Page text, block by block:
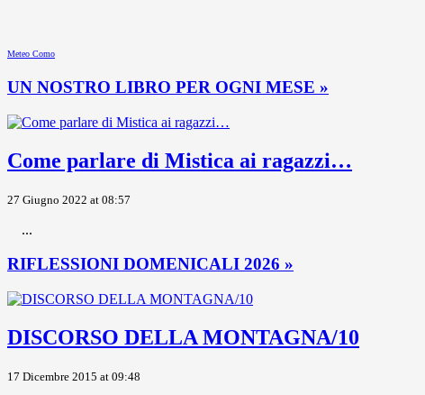
Meteo Como
UN NOSTRO LIBRO PER OGNI MESE »
Come parlare di Mistica ai ragazzi…
27 Giugno 2022 at 08:57
...
RIFLESSIONI DOMENICALI 2026 »
DISCORSO DELLA MONTAGNA/10
17 Dicembre 2015 at 09:48